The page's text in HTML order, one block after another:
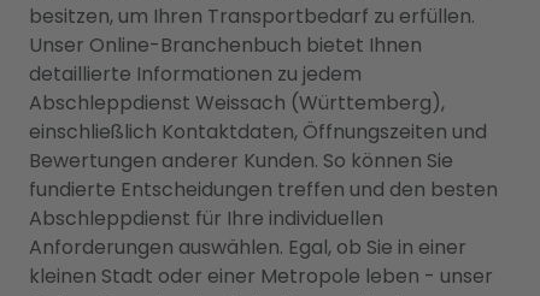
besitzen, um Ihren Transportbedarf zu erfüllen.
Unser Online-Branchenbuch bietet Ihnen
detaillierte Informationen zu jedem
Abschleppdienst Weissach (Württemberg),
einschließlich Kontaktdaten, Öffnungszeiten und
Bewertungen anderer Kunden. So können Sie
fundierte Entscheidungen treffen und den besten
Abschleppdienst für Ihre individuellen
Anforderungen auswählen. Egal, ob Sie in einer
kleinen Stadt oder einer Metropole leben - unser